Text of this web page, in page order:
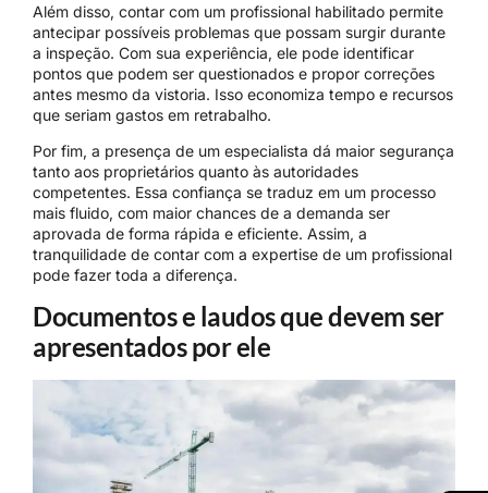
Além disso, contar com um profissional habilitado permite
antecipar possíveis problemas que possam surgir durante
a inspeção. Com sua experiência, ele pode identificar
pontos que podem ser questionados e propor correções
antes mesmo da vistoria. Isso economiza tempo e recursos
que seriam gastos em retrabalho.
Por fim, a presença de um especialista dá maior segurança
tanto aos proprietários quanto às autoridades
competentes. Essa confiança se traduz em um processo
mais fluido, com maior chances de a demanda ser
aprovada de forma rápida e eficiente. Assim, a
tranquilidade de contar com a expertise de um profissional
pode fazer toda a diferença.
Documentos e laudos que devem ser
apresentados por ele